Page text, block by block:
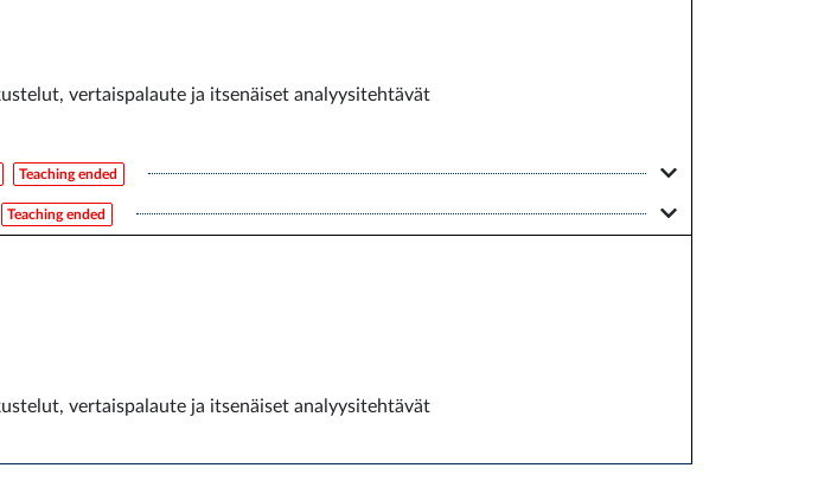
vertaispalaute ja itsenäiset analyysitehtävät
Teaching ended
Teaching ended
vertaispalaute ja itsenäiset analyysitehtävät